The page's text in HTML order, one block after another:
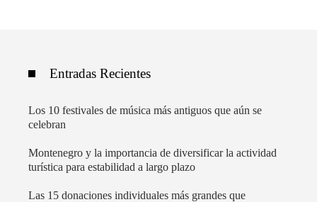
Entradas Recientes
Los 10 festivales de música más antiguos que aún se
celebran
Montenegro y la importancia de diversificar la actividad
turística para estabilidad a largo plazo
Las 15 donaciones individuales más grandes que